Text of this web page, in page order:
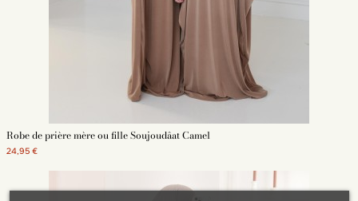
Robe de prière mère ou fille Soujoudâat Camel
24,95 €